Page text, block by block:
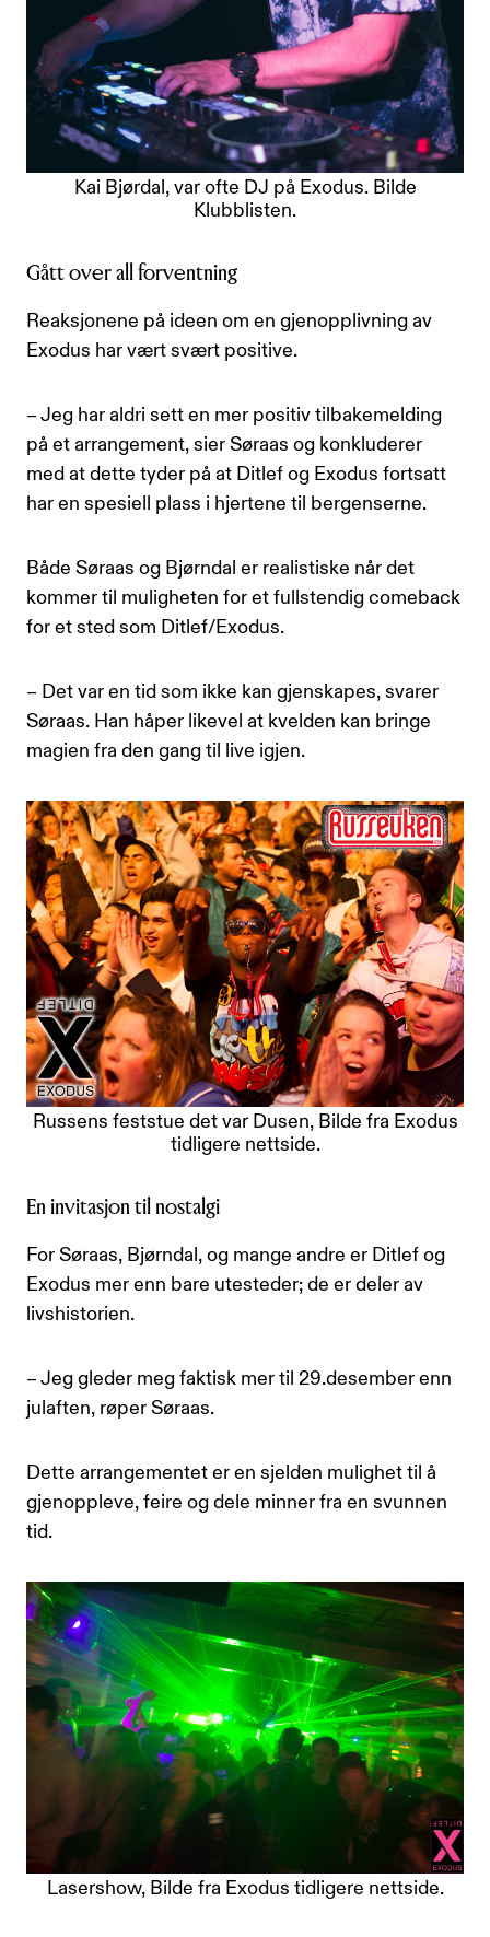
Kai Bjørdal, var ofte DJ på Exodus. Bilde
Klubblisten.
Gått over all forventning
Reaksjonene på ideen om en gjenopplivning av
Exodus har vært svært positive.
– Jeg har aldri sett en mer positiv tilbakemelding
på et arrangement, sier Søraas og konkluderer
med at dette tyder på at Ditlef og Exodus fortsatt
har en spesiell plass i hjertene til bergenserne.
Både Søraas og Bjørndal er realistiske når det
kommer til muligheten for et fullstendig comeback
for et sted som Ditlef/Exodus.
– Det var en tid som ikke kan gjenskapes, svarer
Søraas. Han håper likevel at kvelden kan bringe
magien fra den gang til live igjen.
Russens feststue det var Dusen, Bilde fra Exodus
tidligere nettside.
En invitasjon til nostalgi
For Søraas, Bjørndal, og mange andre er Ditlef og
Exodus mer enn bare utesteder; de er deler av
livshistorien.
– Jeg gleder meg faktisk mer til 29.desember enn
julaften, røper Søraas.
Dette arrangementet er en sjelden mulighet til å
gjenoppleve, feire og dele minner fra en svunnen
tid.
Lasershow, Bilde fra Exodus tidligere nettside.